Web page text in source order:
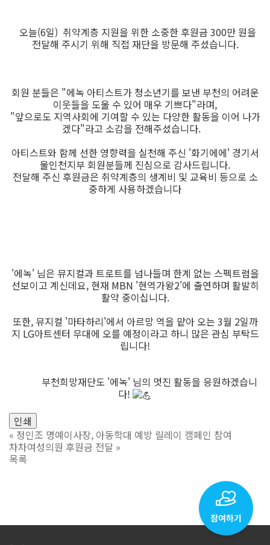
오늘(6일) 취약계층 지원을 위한 소중한 후원금 300만 원을
전달해 주시기 위해 직접 재단을 방문해 주셨습니다.
회원 분들은 "에녹 아티스트가 청소년기를 보낸 부천의 어려운
이웃들을 도울 수 있어 매우 기쁘다"라며,
"앞으로도 지역사회에 기여할 수 있는 다양한 활동을 이어 나가
겠다"라고 소감을 전해주셨습니다.⠀
아티스트와 함께 선한 영향력을 실천해 주신 '화기에에' 경기서
울인천지부 회원분들께 진심으로 감사드립니다.
전달해 주신 후원금은 취약계층의 생계비 및 교육비 등으로 소
중하게 사용하겠습니다
'에녹' 님은 뮤지컬과 트로트를 넘나들며 한계 없는 스펙트럼을
선보이고 계신데요, 현재 MBN '현역가왕2'에 출연하며 활발히
활약 중이십니다.
또한, 뮤지컬 '마타하리'에서 아르망 역을 맡아 오는 3월 2일까
지 LG아트센터 무대에 오를 예정이라고 하니 많은 관심 부탁드
립니다!
부천희망재단도 '에녹' 님의 멋진 활동을 응원하겠습니
다!
인쇄
« 정인조 명예이사장, 아동학대 예방 릴레이 캠페인 참여
차차여성의원 후원금 전달 »
목록